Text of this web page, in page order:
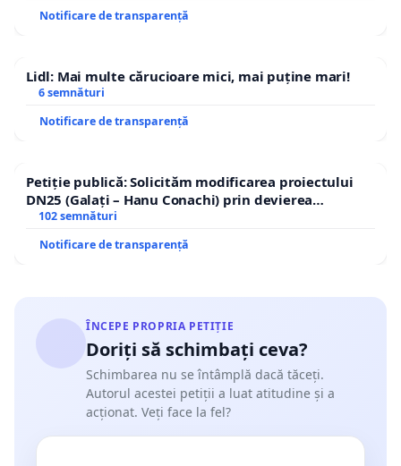
Notificare de transparență
Lidl: Mai multe cărucioare mici, mai puține mari!
6 semnături
Notificare de transparență
Petiție publică: Solicităm modificarea proiectului
DN25 (Galați – Hanu Conachi) prin devierea
traseului în afara localităților!
102 semnături
Notificare de transparență
ÎNCEPE PROPRIA PETIȚIE
Doriți să schimbați ceva?
Schimbarea nu se întâmplă dacă tăceți.
Autorul acestei petiții a luat atitudine și a
acționat. Veți face la fel?